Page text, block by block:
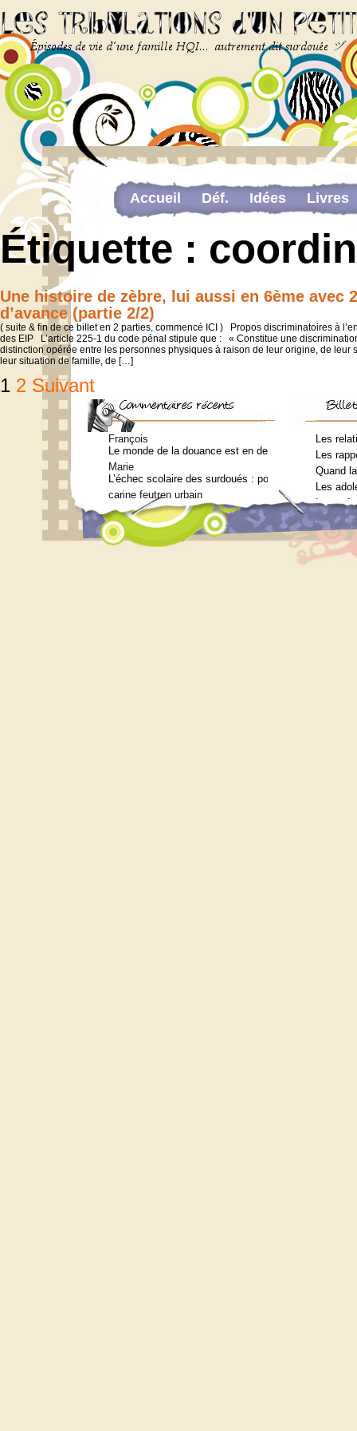
Accueil Déf. Idées
Livres
The last…
Étiquette :
Une histoire de zèbre, lui aussi en 6ème avec
d’avance (partie 2/2)
( suite & fin de ce billet en 2 parties, commencé ICI ) Propos discriminatoires à
des EIP L’article 225-1 du code pénal stipule que : « Constitue une
distinction opérée entre les personnes physiques à raison de leur origine, de leur
leur situation de famille, de […]
Pagination
des
publications
1 2 Suivant
François
Le monde de la douance est en deuil : Jean-Charles
Marie
L’échec scolaire des surdoués : pourquoi ? (Journal
carine feutren urbain
Petit lexique en lien avec le surdouement à l’usage
Marie
Qui consulter pour un bilan psychométrique ?
Siouplet
Qui consulter pour un bilan psychométrique ?
Les
Les
Quand
Les
Les